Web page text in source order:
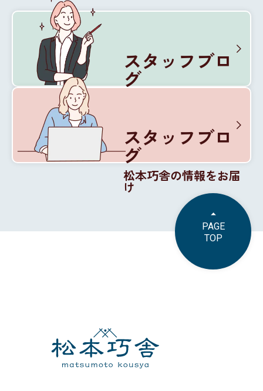
スタッフブロ
グ
スタッフブロ
グ
松本巧舎の情報をお届
け
PAGE
TOP